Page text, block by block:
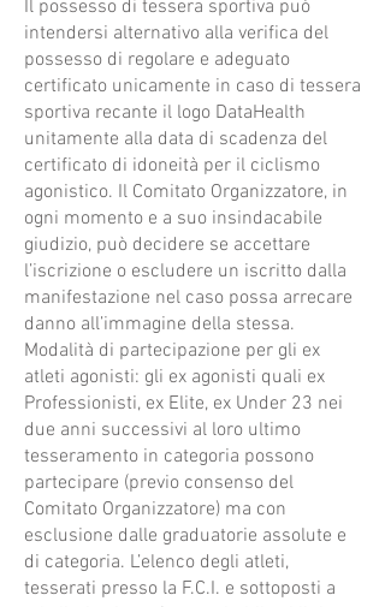
Il possesso di tessera sportiva può
intendersi alternativo alla verifica del
possesso di regolare e adeguato
certificato unicamente in caso di tessera
sportiva recante il logo DataHealth
unitamente alla data di scadenza del
certificato di idoneità per il ciclismo
agonistico. Il Comitato Organizzatore, in
ogni momento e a suo insindacabile
giudizio, può decidere se accettare
l’iscrizione o escludere un iscritto dalla
manifestazione nel caso possa arrecare
danno all’immagine della stessa.
Modalità di partecipazione per gli ex
atleti agonisti: gli ex agonisti quali ex
Professionisti, ex Elite, ex Under 23 nei
due anni successivi al loro ultimo
tesseramento in categoria possono
partecipare (previo consenso del
Comitato Organizzatore) ma con
esclusione dalle graduatorie assolute e
di categoria. L’elenco degli atleti,
tesserati presso la F.C.I. e sottoposti a